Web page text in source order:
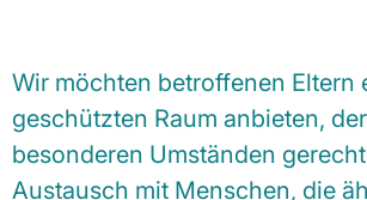
Wir möchten betroffenen Eltern
geschützten Raum anbieten,
besonderen Umständen
Austausch mit Menschen, die